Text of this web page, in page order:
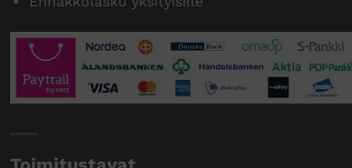
Maksutavat
Paytrail
Klarna